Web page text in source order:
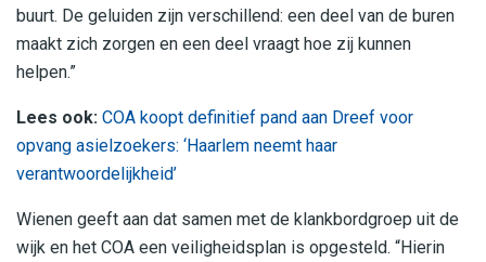
buurt. De geluiden zijn verschillend: een deel van de buren
maakt zich zorgen en een deel vraagt hoe zij kunnen
helpen.”
Lees ook: COA koopt definitief pand aan Dreef voor
opvang asielzoekers: ‘Haarlem neemt haar
verantwoordelijkheid’
Wienen geeft aan dat samen met de klankbordgroep uit de
wijk en het COA een veiligheidsplan is opgesteld. “Hierin